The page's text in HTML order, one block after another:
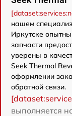
нашем
Иркутске
запчасти
уверены в
Seek Thermal
оформлении
обратной связи.
выполняется